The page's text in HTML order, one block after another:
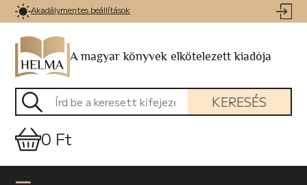
Akadálymentes beállítások
A magyar könyvek elkötelezett kiadója
KERESÉS
0 Ft